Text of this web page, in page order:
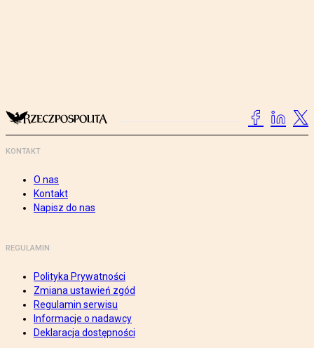
KONTAKT
O nas
Kontakt
Napisz do nas
REGULAMIN
Polityka Prywatności
Zmiana ustawień zgód
Regulamin serwisu
Informacje o nadawcy
Deklaracja dostępności